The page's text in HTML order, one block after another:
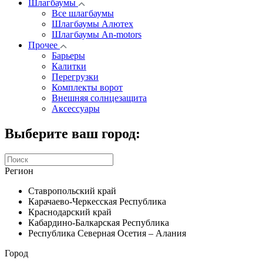
Шлагбаумы
Все шлагбаумы
Шлагбаумы Алютех
Шлагбаумы An-motors
Прочее
Барьеры
Калитки
Перегрузки
Комплекты ворот
Внешняя солнцезащита
Аксессуары
Выберите ваш город:
Регион
Ставропольский край
Карачаево-Черкесская Республика
Краснодарский край
Кабардино-Балкарская Республика
Республика Северная Осетия – Алания
Город